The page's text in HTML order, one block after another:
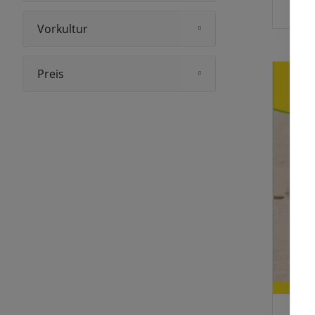
Vorkultur
Preis